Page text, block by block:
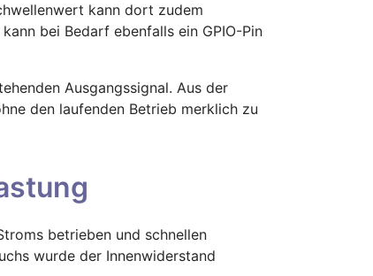
kann dort zudem
bei Bedarf ebenfalls ein GPIO-Pin
Ausgangssignal. Aus der
den laufenden Betrieb merklich zu
betrieben und schnellen
wurde der Innenwiderstand